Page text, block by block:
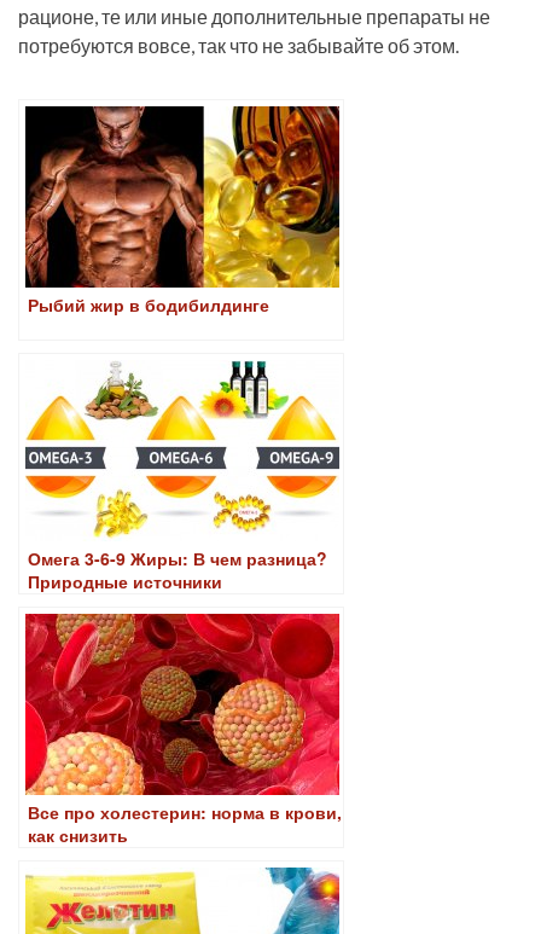
рационе, те или иные дополнительные препараты не
потребуются вовсе, так что не забывайте об этом.
Рыбий жир в бодибилдинге
Омега 3-6-9 Жиры: В чем разница?
Природные источники
Все про холестерин: норма в крови,
как снизить